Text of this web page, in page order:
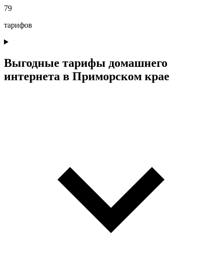
79
тарифов
Выгодные тарифы домашнего
интернета в Приморском крае